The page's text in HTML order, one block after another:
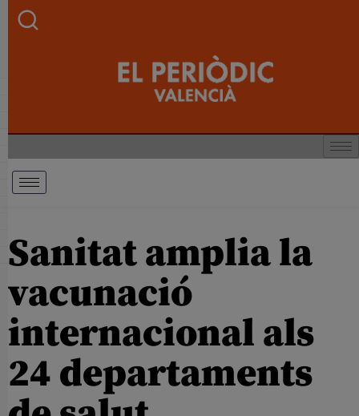
Sanitat amplia la
vacunació
internacional als
24 departaments